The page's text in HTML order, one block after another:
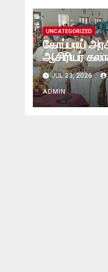
UNCATEGORIZED
கோப்பாய்
ஆசிரியர்
குருபூசை.
JUL 23, 2026
ADMIN